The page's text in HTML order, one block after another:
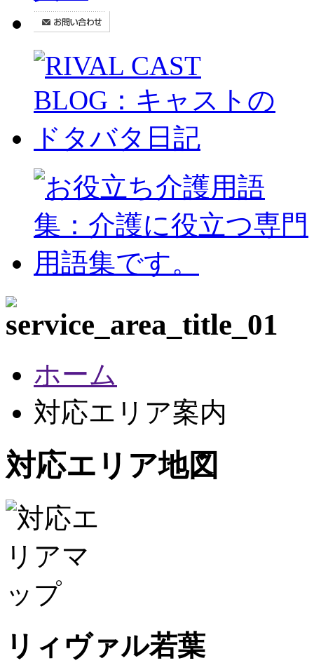
ホーム
対応エリア案内
対応エリア地図
リィヴァル若葉